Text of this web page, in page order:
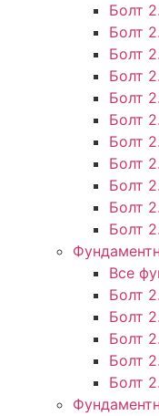
Болт
Болт
Болт
Болт
Болт
Болт
Болт
Болт
Болт
Болт
Болт
Все
Болт
Болт
Болт
Болт
Болт